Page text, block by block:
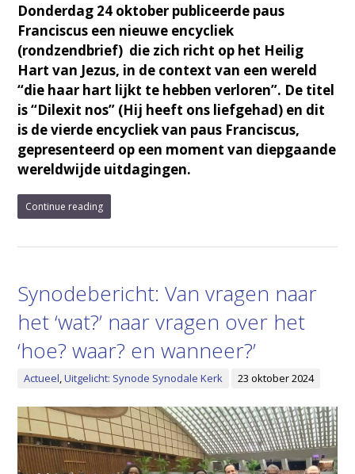
Donderdag 24 oktober publiceerde paus
Franciscus een nieuwe encycliek
(rondzendbrief) die zich richt op het Heilig
Hart van Jezus, in de context van een wereld
“die haar hart lijkt te hebben verloren”. De titel
is “Dilexit nos” (Hij heeft ons liefgehad) en dit
is de vierde encycliek van paus Franciscus,
gepresenteerd op een moment van diepgaande
wereldwijde uitdagingen.
Continue reading
Synodebericht: Van vragen naar
het ‘wat?’ naar vragen over het
‘hoe? waar? en wanneer?’
Actueel ,Uitgelicht: Synode Synodale Kerk 23 oktober 2024